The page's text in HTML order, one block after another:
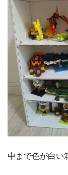
中まで色が白い